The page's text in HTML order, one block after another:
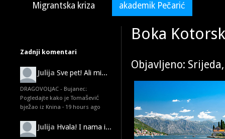
Migrantska kriza akademik Pečarić
Zadnji komentari
Julija Sve pet! Ali mi...
DRAGOVOLJAC - Bujanec:
Pogledajte kako je Tomašević
bježao iz Knina · 19 hours ago
Julija Hvala! I nama i...
Boka
Objavljeno: